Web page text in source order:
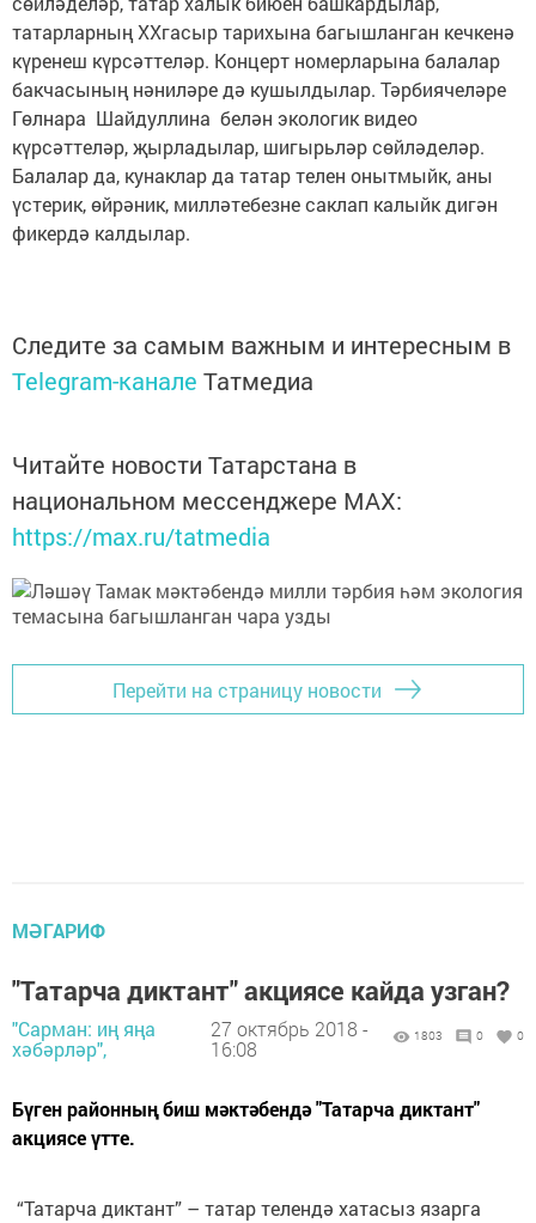
татарларның XXгасыр тарихына багышланган кечкенә
күренеш күрсәттеләр. Концерт номерларына балалар
бакчасының нәниләре дә кушылдылар. Тәрбиячеләре
Гөлнара Шайдуллина белән экологик видео
күрсәттеләр, җырладылар, шигырьләр сөйләделәр.
Балалар да, кунаклар да татар телен онытмыйк, аны
үстерик, өйрәник, милләтебезне саклап калыйк дигән
фикердә калдылар.
Следите за самым важным и интересным в
Telegram-канале Татмедиа
Читайте новости Татарстана в
национальном мессенджере MАХ:
https://max.ru/tatmedia
Перейти на страницу новости
МӘГАРИФ
"Татарча диктант" акциясе кайда узган?
"Сарман: иң яңа
хәбәрләр",
27 октябрь 2018 -
16:08
1803 0 0
Бүген районның биш мәктәбендә "Татарча диктант"
акциясе үтте.
“Татарча диктант” – татар телендә хатасыз язарга